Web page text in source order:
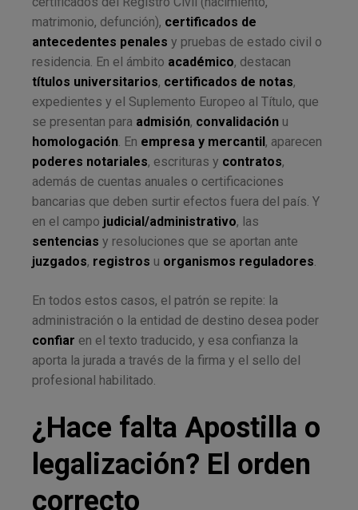
matrimonio, defunción), certificados de
antecedentes penales y pruebas de estado civil o
residencia. En el ámbito académico, destacan
títulos universitarios, certificados de notas,
expedientes y el Suplemento Europeo al Título, que
se presentan para admisión, convalidación u
homologación . En empresa y mercantil, aparecen
poderes notariales, escrituras y contratos,
además de cuentas anuales o certificaciones
bancarias que deben surtir efectos fuera del país. Y
en el campo judicial/administrativo, las
sentencias y resoluciones que se aportan ante
juzgados, registros u organismos reguladores
En todos estos casos, el patrón se repite: la
administración o la entidad de destino desea poder
confiar en el texto traducido, y esa confianza la
aporta la jurada a través de la firma y el sello del
profesional habilitado.
¿Hace falta Apostilla o
legalización? El orden
correcto